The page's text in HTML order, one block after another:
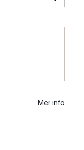
Mer info